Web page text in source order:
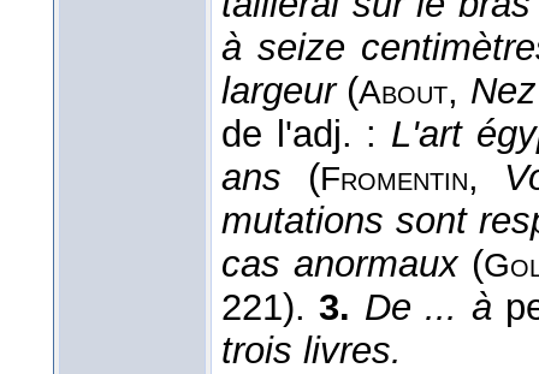
à seize
largeur (About,
de l'adj. : L'art
ans (Fromentin,
mutations sont
cas anormaux(
221).3. De ... à
trois livres.